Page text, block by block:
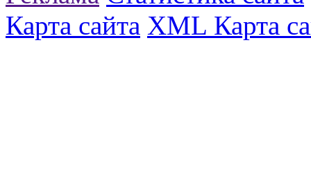
Карта сайта XML Карта